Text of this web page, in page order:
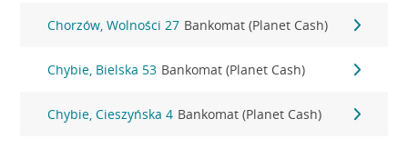
Chorzów, Wolności 27 Bankomat (Planet Cash)
Chybie, Bielska 53 Bankomat (Planet Cash)
Chybie, Cieszyńska 4 Bankomat (Planet Cash)